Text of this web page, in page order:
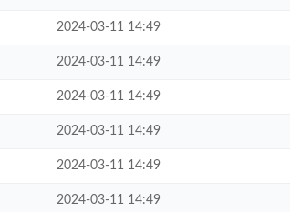
2024-03-11 14:49
2024-03-11 14:49
2024-03-11 14:49
2024-03-11 14:49
2024-03-11 14:49
2024-03-11 14:49